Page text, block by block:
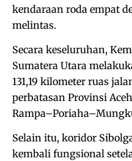
kendaraan roda empat
melintas.
Secara keseluruhan,
Sumatera Utara
131,19 kilometer ruas
perbatasan Provinsi
Selain itu, koridor
kembali fungsional